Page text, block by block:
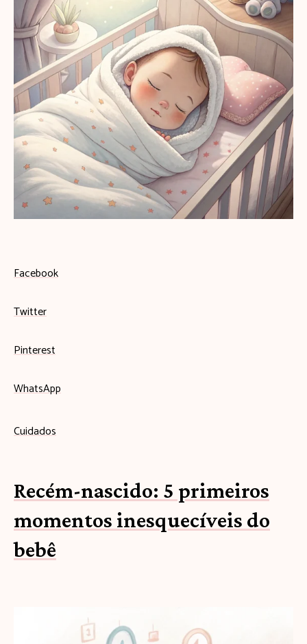
Facebook
Twitter
Pinterest
WhatsApp
Cuidados
Recém-nascido: 5 primeiros
momentos inesquecíveis do
bebê